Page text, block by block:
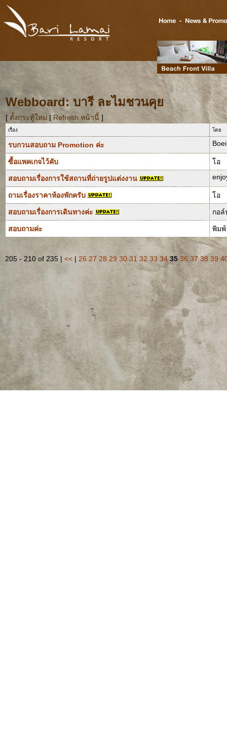
Webboard: บารี ละไมชวนคุย
[ ตั้งกระทู้ใหม่ | Refresh หน้านี้ ]
เรื่อง โดย
รบกวนสอบถาม Promotion ค่ะ
ซื้อแพคเกจไว้คับ โอ
สอบถามเรื่องการใช้สถานที่ถ่ายรูปแต่งงาน
ถามเรื่องราคาห้องพักครับ โอ
สอบถามเรื่องการเดินทางค่ะ กอล์
สอบถามค่ะ พิมพ์
205 - 210 of 235 | << | 26 27 28 29 30 31 32 33 34 35 36 37 38 39